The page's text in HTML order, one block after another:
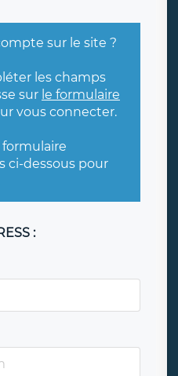
sur le site ?
les champs
sur le formulaire
vous connecter.
ci-dessous pour
: